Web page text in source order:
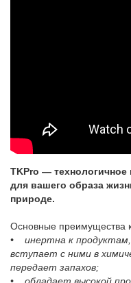
TKPro —
для вашего образа
природе.
Основные преимущества
• инертна к
вступает с ними в
передает запахов;